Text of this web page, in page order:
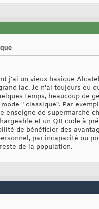
j'ai un vieux basique
lac. Je n'ai toujours eu
temps, beaucoup de
" classique". Par
enseigne de supermarché
et un QR code à
de bénéficier des
par incapacité ou
de la population.